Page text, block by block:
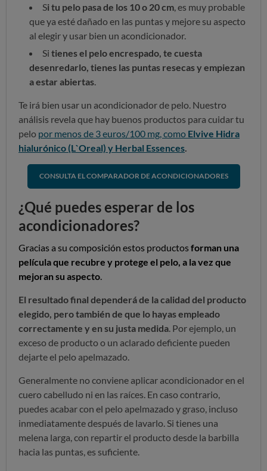
Si tu pelo pasa de los 10 o 20 cm , es muy probable
que ya esté dañado en las puntas y mejore su aspecto
al elegir y usar bien un acondicionador.
Si tienes el pelo encrespado, te cuesta
desenredarlo, tienes las puntas resecas y empiezan
a estar abiertas
Te irá bien usar un acondicionador de pelo. Nuestro
análisis revela que hay buenos productos para cuidar tu
pelo por menos de 3 euros/100 mg, como Elvive Hidra
hialurónico (L`Oreal) y Herbal Essences
CONSULTA EL COMPARADOR DE ACONDICIONADORES
¿Qué puedes esperar de los
acondicionadores?
Gracias a su composición estos productosforman una
película que recubre y protege el pelo, a la vez que
mejoran su aspecto
El resultado final dependerá de la calidad del producto
elegido, pero también de que lo hayas empleado
correctamente y en su justa medida . Por ejemplo, un
exceso de producto o un aclarado deficiente pueden
dejarte el pelo apelmazado.
Generalmente no conviene aplicar acondicionador en el
cuero cabelludo ni en las raíces. En caso contrario,
puedes acabar con el pelo apelmazado y graso, incluso
inmediatamente después de lavarlo. Si tienes una
melena larga, con repartir el producto desde la barbilla
hacia las puntas, es suficiente.